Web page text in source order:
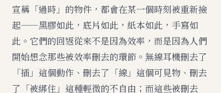
宣稱「過時」的物件，都會在某一個時刻被重新撿
起——黑膠如此，底片如此，紙本如此，手寫如
此。它們的回返從來不是因為效率，而是因為人們
開始想念那些被效率刪去的環節。無線耳機刪去了
「插」這個動作、刪去了「線」這個可見物、刪去
了「被綁住」這種輕微的不自由；而這些被刪去